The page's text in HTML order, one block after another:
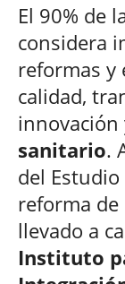
El 90% de
considera
reformas y
calidad,
innovación
sanitario.
del
reforma
llevado a
Instituto